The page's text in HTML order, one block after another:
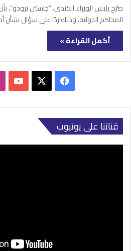
صرّح رئيس الوزراء الكندي، “جاستن ترودو”،
المحاكم الدولية، وذلك ردًا على سؤال بشأن
أكمل القراءة »
فيسبوك
قناتنا على يوتيوب